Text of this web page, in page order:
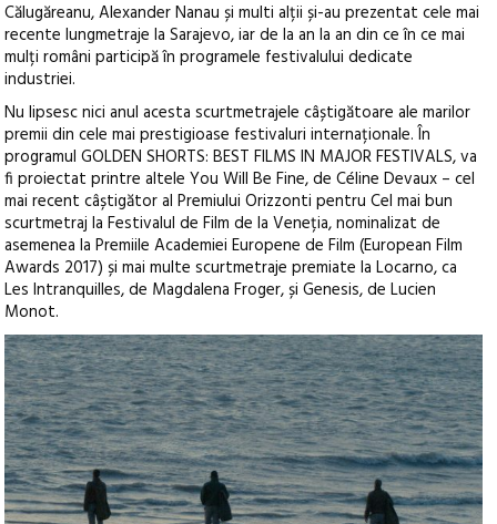
Călugăreanu, Alexander Nanau și multi alții și-au prezentat cele mai
recente lungmetraje la Sarajevo, iar de la an la an din ce în ce mai
mulți români participă în programele festivalului dedicate
industriei.
Nu lipsesc nici anul acesta scurtmetrajele câștigătoare ale marilor
premii din cele mai prestigioase festivaluri internaționale. În
programul GOLDEN SHORTS: BEST FILMS IN MAJOR FESTIVALS, va
fi proiectat printre altele You Will Be Fine, de Céline Devaux – cel
mai recent câștigător al Premiului Orizzonti pentru Cel mai bun
scurtmetraj la Festivalul de Film de la Veneția, nominalizat de
asemenea la Premiile Academiei Europene de Film (European Film
Awards 2017) și mai multe scurtmetraje premiate la Locarno, ca
Les Intranquilles, de Magdalena Froger, și Genesis, de Lucien
Monot.